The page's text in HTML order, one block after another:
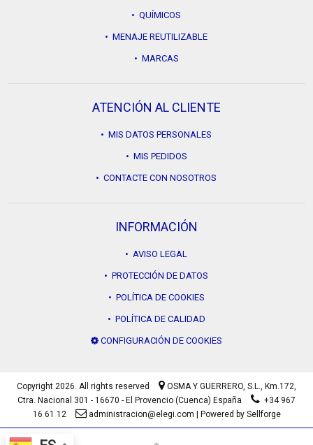
• QUÍMICOS
• MENAJE REUTILIZABLE
• MARCAS
ATENCIÓN AL CLIENTE
• MIS DATOS PERSONALES
• MIS PEDIDOS
• CONTACTE CON NOSOTROS
INFORMACIÓN
• AVISO LEGAL
• PROTECCIÓN DE DATOS
• POLÍTICA DE COOKIES
• POLÍTICA DE CALIDAD
CONFIGURACIÓN DE COOKIES
Copyright 2026. All rights reserved OSMA Y GUERRERO, S.L., Km.172,
Ctra. Nacional 301 - 16670 - El Provencio (Cuenca) España
+34 967
16 61 12
administracion@elegi.com Powered by Sellforge